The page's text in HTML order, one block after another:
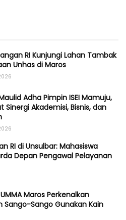
RI Kunjungi Lahan Tambak
Unhas di Maros
Adha Pimpin ISEI Mamuju,
Sinergi Akademisi, Bisnis, dan
RI di Unsulbar: Mahasiswa
Depan Pengawal Pelayanan
Maros Perkenalkan
Sango-Sango Gunakan Kain